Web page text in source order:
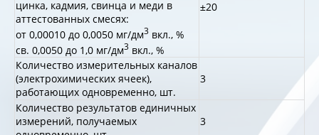
цинка, кадмия, свинца и меди в
аттестованных смесях:
от 0,00010 до 0,0050 мг/дм3 вкл., %
св. 0,0050 до 1,0 мг/дм3 вкл., %
±20
Количество измерительных каналов
(электрохимических ячеек),
работающих одновременно, шт.
3
Количество результатов единичных
измерений, получаемых
3